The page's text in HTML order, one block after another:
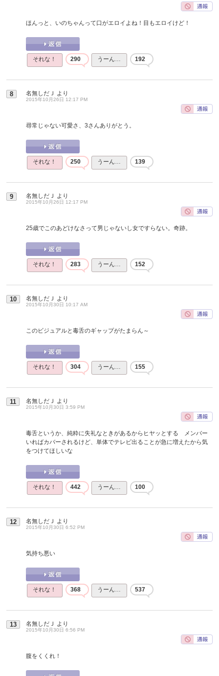
ほんっと、いのちゃんって口がエロイよね！目もエロイけど！
それな！ 290 うーん… 192
8 名無しだＪ より
2015年10月26日 12:17 PM
尋常じゃない可愛さ、3さんありがとう。
それな！ 250 うーん… 139
9 名無しだＪ より
2015年10月26日 12:17 PM
25歳でこのあどけなさって男じゃないし女ですらない。奇跡。
それな！ 283 うーん… 152
10 名無しだＪ より
2015年10月30日 10:17 AM
このビジュアルと毒舌のギャップがたまらん～
それな！ 304 うーん… 155
11 名無しだＪ より
2015年10月30日 3:59 PM
毒舌というか、純粋に失礼なときがあるからヒヤッとする メンバー
いればカバーされるけど、単体でテレビ出ることが急に増えたから気
をつけてほしいな
それな！ 442 うーん… 100
12 名無しだＪ より
2015年10月30日 6:52 PM
気持ち悪い
それな！ 368 うーん… 537
13 名無しだＪ より
2015年10月30日 6:56 PM
腹をくくれ！